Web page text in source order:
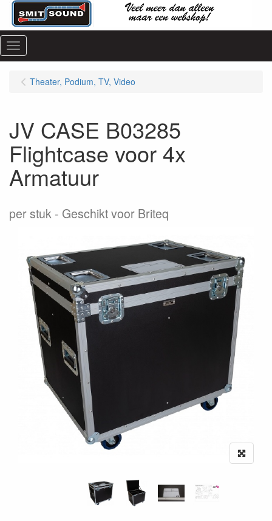
Menu
Theater, Podium, TV, Video
JV CASE B03285
Flightcase voor 4x
Armatuur
per stuk Geschikt voor Briteq